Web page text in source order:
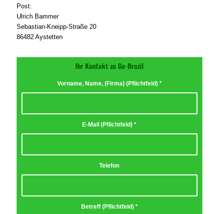
Post:
Ulrich Bammer
Sebastian-Kneipp-Straße 20
86482 Aystetten
Ihr Kontakt zu Go-Brazil
Vorname, Name, (Firma) (Pflichtfeld) *
E-Mail (Pflichtfeld)*
Telefon
Betreff (Pflichtfeld) *